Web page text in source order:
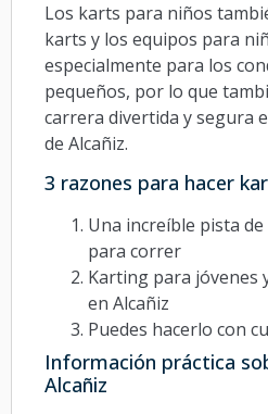
Los karts para niños
karts y los equipos para
especialmente para los
pequeños, por lo que
carrera divertida y segura
de Alcañiz.
3 razones para hacer
Una increíble pista
para correr
Karting para jóvenes
en Alcañiz
Puedes hacerlo con
Información práctica
Alcañiz